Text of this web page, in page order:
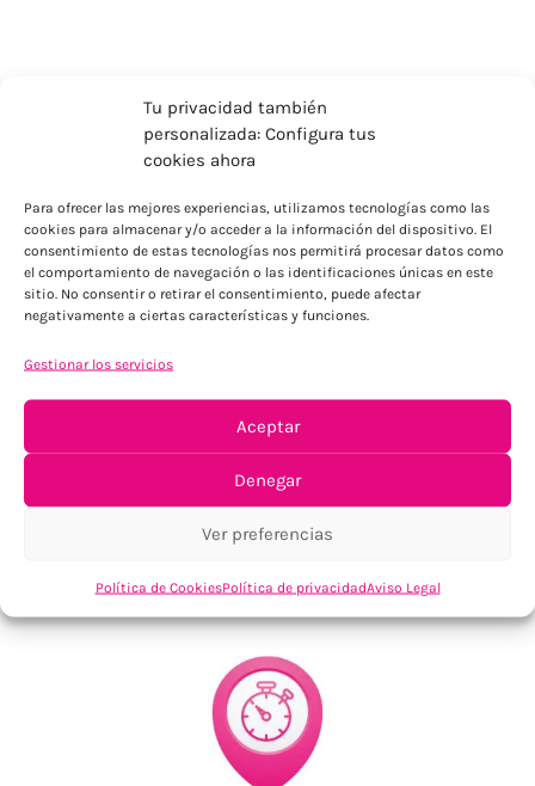
Tu privacidad también
personalizada: Configura tus
cookies ahora
Para ofrecer las mejores experiencias, utilizamos tecnologías como las
cookies para almacenar y/o acceder a la información del dispositivo. El
consentimiento de estas tecnologías nos permitirá procesar datos como
el comportamiento de navegación o las identificaciones únicas en este
sitio. No consentir o retirar el consentimiento, puede afectar
negativamente a ciertas características y funciones.
Gestionar los servicios
Aceptar
Denegar
Ver preferencias
Política de CookiesPolítica de privacidadAviso Legal
ENVÍOS ECONÓMICOS
Tu confianza, nuestro objetivo